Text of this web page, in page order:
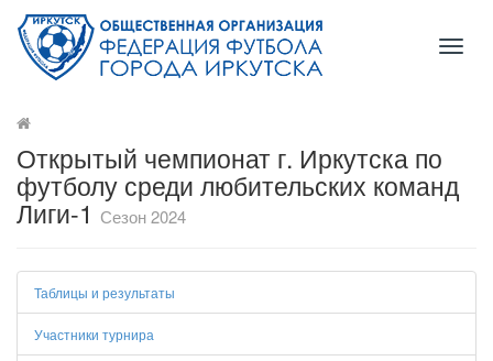
Открытый чемпионат г. Иркутска по
футболу среди любительских команд
Лиги-1 Сезон 2024
Таблицы и результаты
Участники турнира